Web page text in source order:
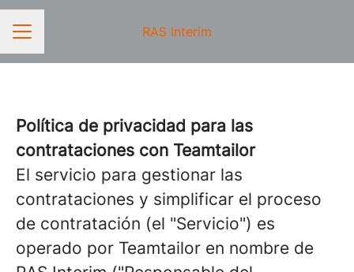
MENÚ DE EMPLEO RAS Interim
Política de privacidad para las
contrataciones con Teamtailor
El servicio para gestionar las
contrataciones y simplificar el proceso
de contratación (el "Servicio") es
operado por Teamtailor en nombre de